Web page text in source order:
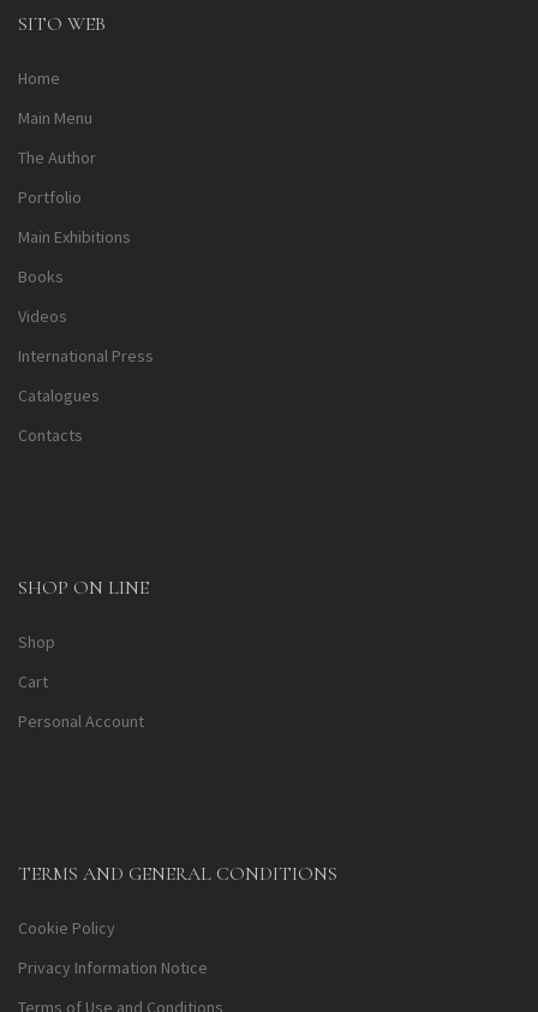
SITO WEB
Home
Main Menu
The Author
Portfolio
Main Exhibitions
Books
Videos
International Press
Catalogues
Contacts
SHOP ON LINE
Shop
Cart
Personal Account
TERMS AND GENERAL CONDITIONS
Cookie Policy
Privacy Information Notice
Terms of Use and Conditions